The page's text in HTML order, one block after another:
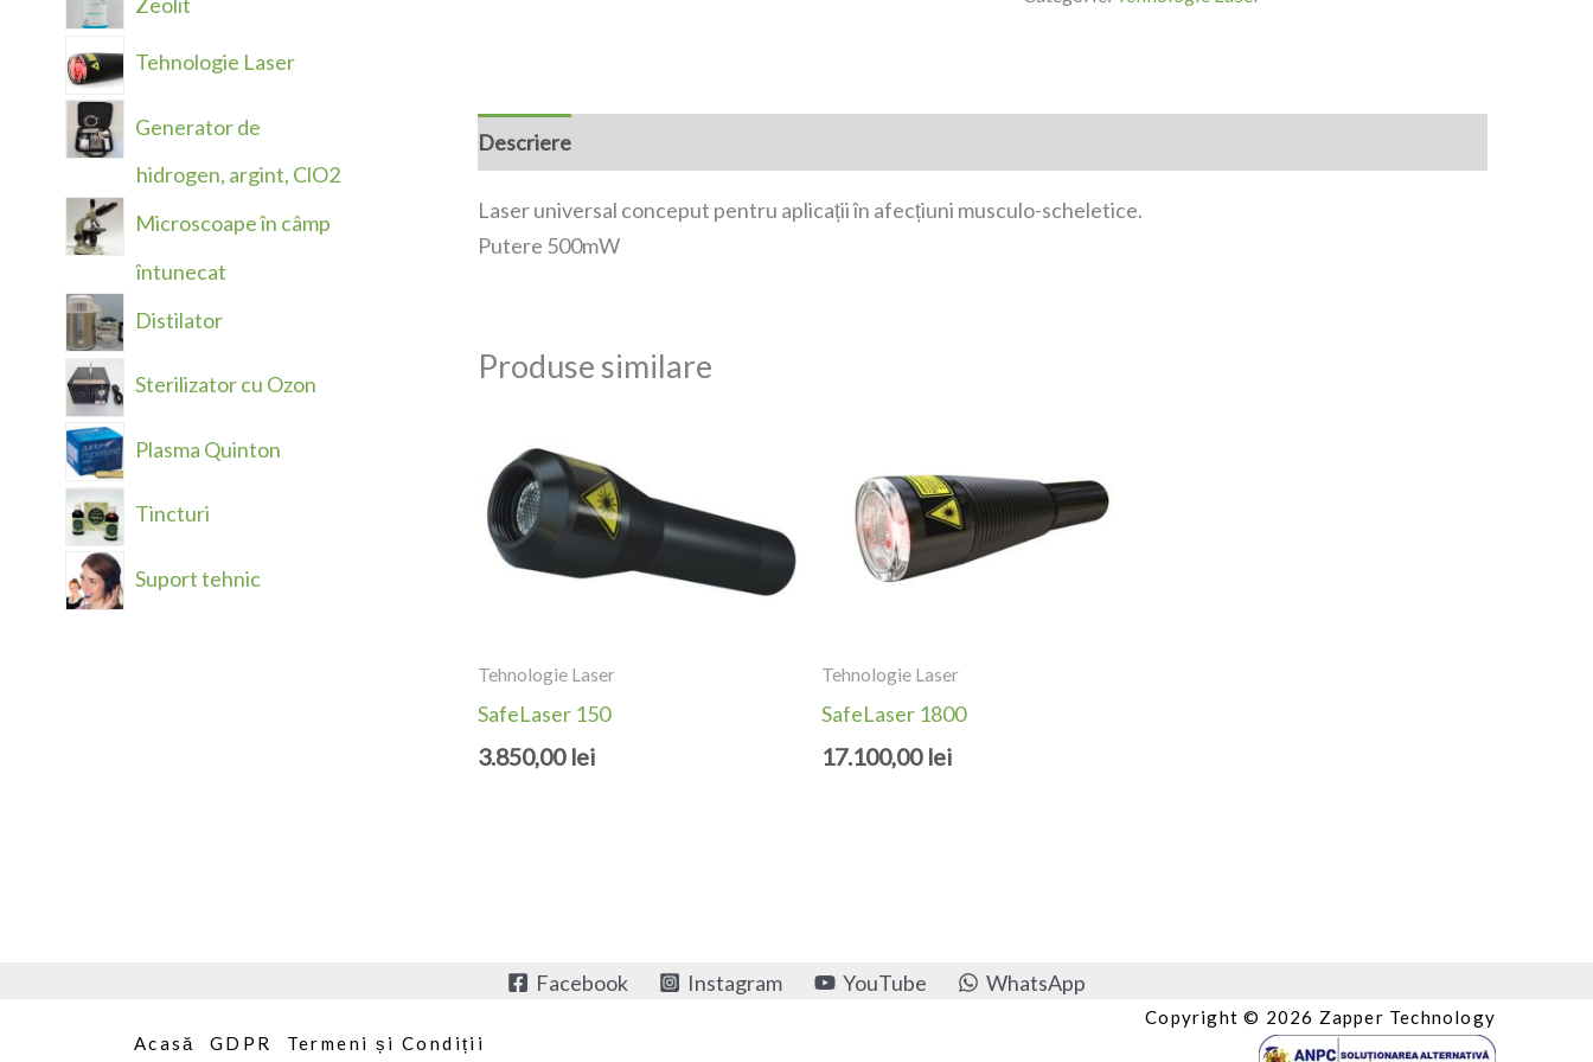
Tehnologie Laser
Generator de
hidrogen, argint, ClO2
Microscoape în câmp
întunecat
Distilator
Sterilizator cu Ozon
Plasma Quinton
Tincturi
Suport tehnic
Descriere
Laser universal conceput pentru aplicații în afecțiuni musculo-scheletice.
Putere 500mW
Produse similare
Tehnologie Laser
SafeLaser 150
3.850,00 lei
Tehnologie Laser
SafeLaser 1800
17.100,00 lei
Facebook Instagram YouTube WhatsApp
Acasă GDPR Termeni și Condiții
Copyright © 2026 Zapper Technology